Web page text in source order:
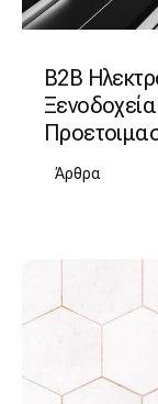
B2B
Άρθρα